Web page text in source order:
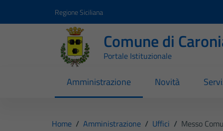
Regione Siciliana
Comune di
Portale Istituzionale
Amministrazione Novità
Home / Amministrazione / Uffici / Messo